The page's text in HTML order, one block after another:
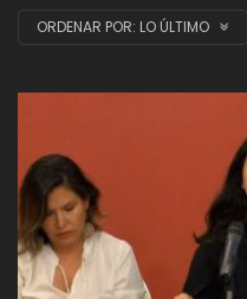
ORDENAR POR: LO ÚLTIMO